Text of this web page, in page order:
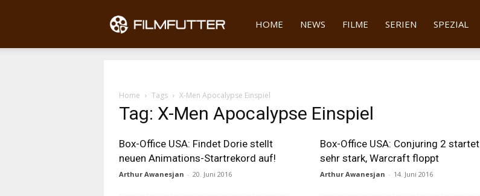
Filmfutter
HOME NEWS FILME SERIEN SPEZIAL
Home Tags X-Men Apocalypse Einspiel
Tag: X-Men Apocalypse Einspiel
Box-Office USA: Findet Dorie stellt
neuen Animations-Startrekord auf!
Arthur Awanesjan - 20. Juni 2016
Box-Office USA: Conjuring 2 startet
sehr stark, Warcraft floppt
Arthur Awanesjan - 14. Juni 2016